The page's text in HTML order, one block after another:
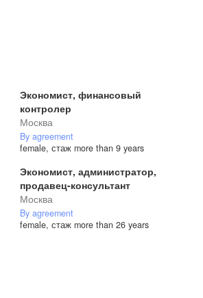
Экономист, финансовый
контролер
Москва
By agreement
female, стаж more than 9 years
Экономист, администратор,
продавец-консультант
Москва
By agreement
female, стаж more than 26 years